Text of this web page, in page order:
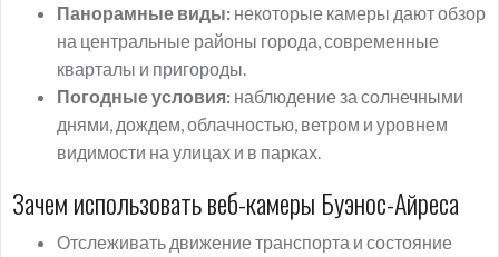
Панорамные виды: некоторые камеры дают обзор
на центральные районы города, современные
кварталы и пригороды.
Погодные условия: наблюдение за солнечными
днями, дождем, облачностью, ветром и уровнем
видимости на улицах и в парках.
Зачем использовать веб-камеры Буэнос-Айреса
Отслеживать движение транспорта и состояние